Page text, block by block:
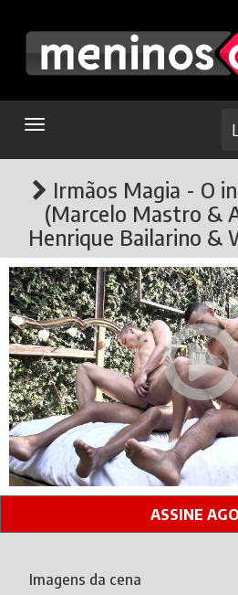
TOGGLE
Irmãos Magia - O
(Marcelo Mastro &
Henrique Bailarino &
ASSINE
Imagens da cena